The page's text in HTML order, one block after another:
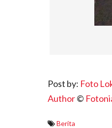
Post by: Foto
Author©
Berita